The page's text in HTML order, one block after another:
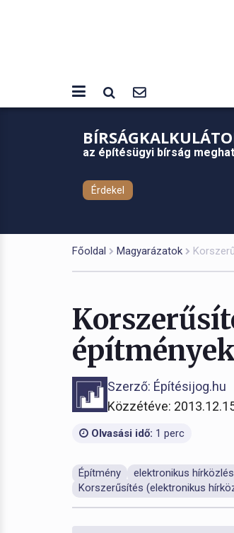
az építésügyi bírság
Érdekel
Főoldal Magyarázatok
Szerző: Építésijog.hu
Közzétéve:
Olvasási idő: 1 perc
Építmény elektronikus
Korszerűsítés (elektronikus